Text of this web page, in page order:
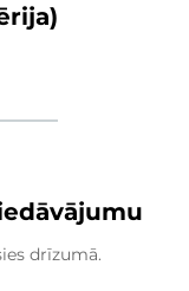
drīzumā.